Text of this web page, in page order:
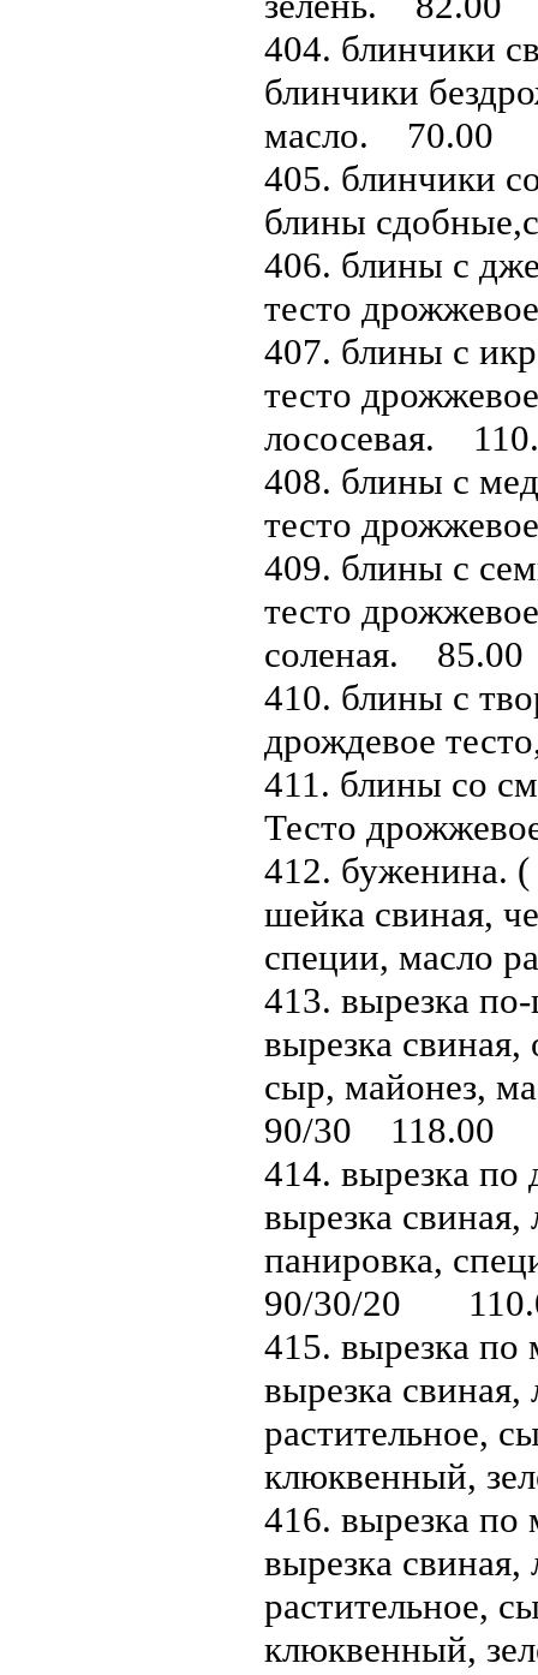
404. блинчики
блинчики
масло. 70.00
405. блинчики
блины
406. блины с
тесто
407. блины с
тесто
лососевая.
408. блины с
тесто
409. блины с
тесто
соленая. 85.00
410. блины с
дрождевое
411. блины со
Тесто
412. буженина. (
шейка свиная,
специи, масло
413. вырезка
вырезка
сыр, майонез,
90/30 118.00
414. вырезка по
вырезка
панировка,
90/30/20
415. вырезка по
вырезка свиная,
растительное,
клюквенный,
416. вырезка по
вырезка свиная,
растительное,
клюквенный,